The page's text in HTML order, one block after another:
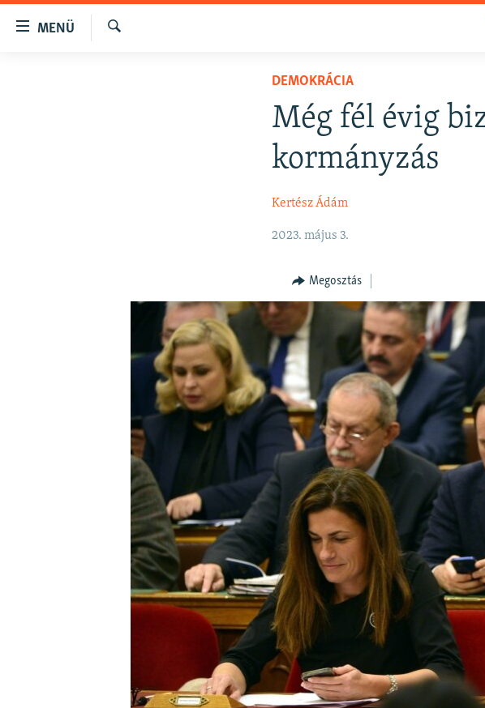
Akadálymentes
MENÜ
A MÚLT TANULSÁGAI
DEMOKRÁCIA
Még fél évig
kormányzás
Kertész Ádám
2023. május 3.
Megosztás